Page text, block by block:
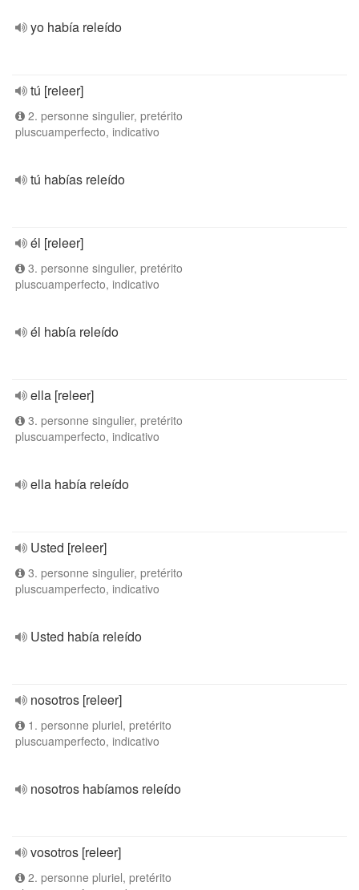
yo había releído
tú [releer]
2. personne singulier, pretérito
pluscuamperfecto, indicativo
tú habías releído
él [releer]
3. personne singulier, pretérito
pluscuamperfecto, indicativo
él había releído
ella [releer]
3. personne singulier, pretérito
pluscuamperfecto, indicativo
ella había releído
Usted [releer]
3. personne singulier, pretérito
pluscuamperfecto, indicativo
Usted había releído
nosotros [releer]
1. personne pluriel, pretérito
pluscuamperfecto, indicativo
nosotros habíamos releído
vosotros [releer]
2. personne pluriel, pretérito